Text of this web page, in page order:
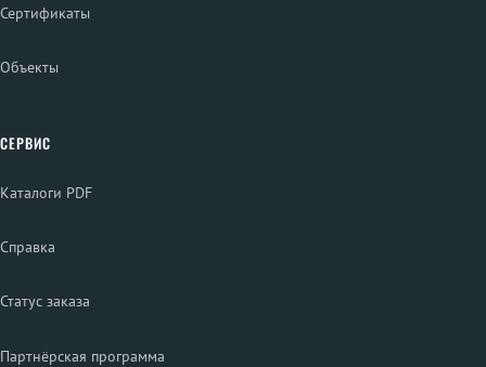
Сертификаты
Объекты
СЕРВИС
Каталоги PDF
Справка
Статус заказа
Партнёрская программа